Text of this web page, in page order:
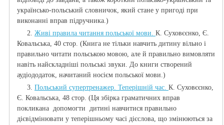
українсько-польський словничок, який стане у пригоді при
виконанні вправ підручника.)
2. Живі правила читання польської мови. К. Суховєєнко, Є.
Ковальська, 40 стор. (Книга не тільки навчить дитину вільно і
правильно читати польською мовою, але й правильно вимовляти
навіть найскладніші польські звуки. До книги створений
аудіододаток, начитаний носієм польської мови.)
3. Польський супертренажер. Теперішній час. К. Суховєєнко,
Є. Ковальська, 48 стор. (Ця збірка граматичних вправ
покликана допомогти дитині навчитися правильно
дієвідмінювати у теперішньому часі дієслова, що змінюються за